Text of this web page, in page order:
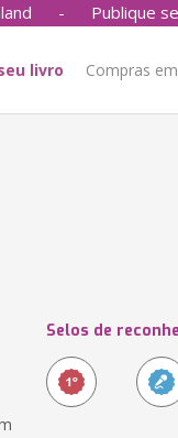
- Publique
livro Compras
Selos de